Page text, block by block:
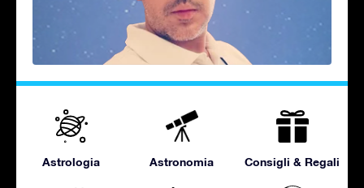
Astrologia Astronomia Consigli & Regali